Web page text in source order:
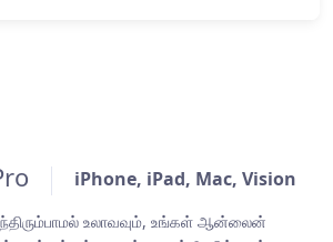
iPhone, iPad, Mac, Vision
உலாவவும், உங்கள் ஆன்லைன்